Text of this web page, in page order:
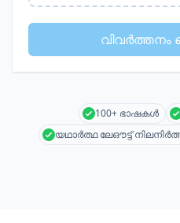
100+ ഭാഷകൾ
യഥാർത്ഥ ലേഔട്ട്